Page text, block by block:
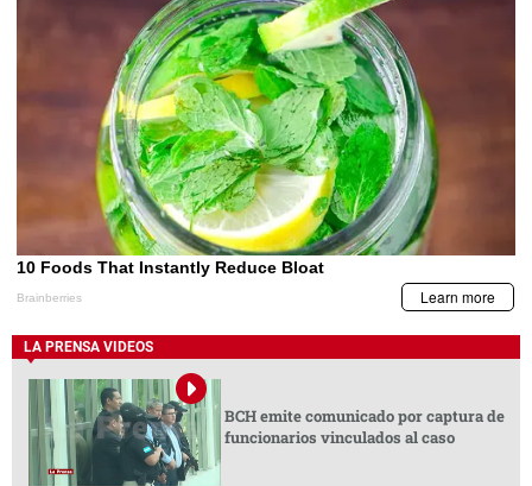
LA PRENSA VIDEOS
BCH emite comunicado por captura de
funcionarios vinculados al caso